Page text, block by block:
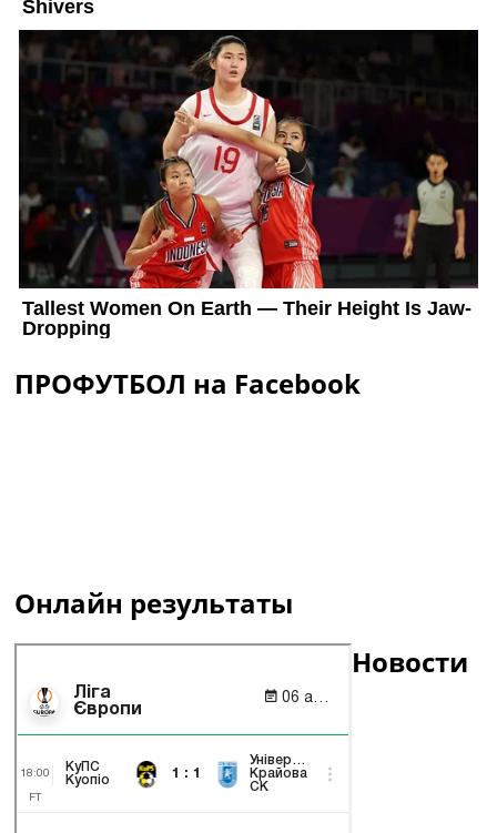
ПРОФУТБОЛ на Facebook
Онлайн результаты
Новости